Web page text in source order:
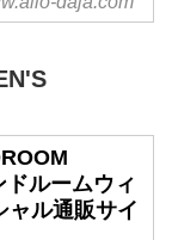
タイリッシュな
ルームウィ
ャル通販サイ